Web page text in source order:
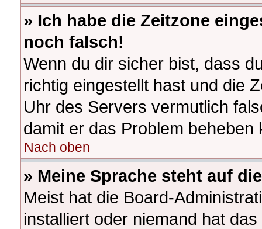
» Ich habe die Zeitzone
noch falsch!
Wenn du dir sicher bist, dass
richtig eingestellt hast und die
Uhr des Servers vermutlich
damit er das Problem beheben
Nach oben
» Meine Sprache steht auf
Meist hat die Board-
installiert oder niemand hat